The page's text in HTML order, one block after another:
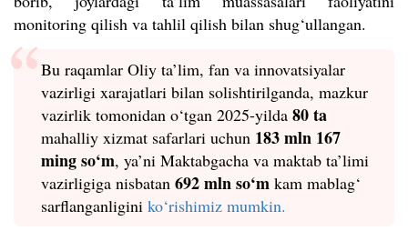
monitoring qilish va tahlil qilish bilan shug‘ullangan.
Bu raqamlar Oliy ta’lim, fan va innovatsiyalar
vazirligi xarajatlari bilan solishtirilganda, mazkur
vazirlik tomonidan o‘tgan 2025-yilda 80 ta
mahalliy xizmat safarlari uchun 183 mln 167
ming so‘m, ya’ni Maktabgacha va maktab ta’limi
vazirligiga nisbatan 692 mln so‘m kam mablag‘
sarflanganligini ko‘rishimiz mumkin.